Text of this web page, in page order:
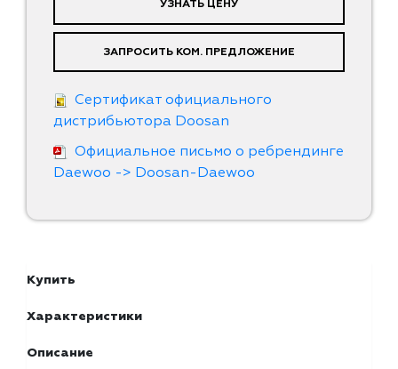
УЗНАТЬ ЦЕНУ
ЗАПРОСИТЬ КОМ. ПРЕДЛОЖЕНИЕ
Сертификат официального
дистрибьютора Doosan
Официальное письмо о ребрендинге
Daewoo -> Doosan-Daewoo
Купить
Характеристики
Описание